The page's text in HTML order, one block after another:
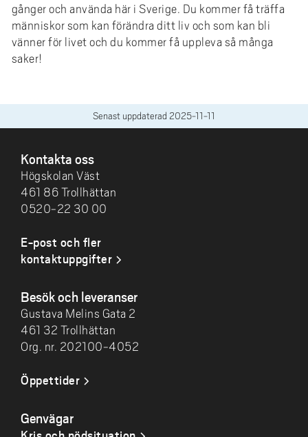
gånger och använda här i Sverige. Du kommer få träffa
människor som kan förändra ditt liv och som kan bli
vänner för livet och du kommer få uppleva så många
saker!
Senast uppdaterad 2025-11-11
Kontakta oss
Högskolan Väst
461 86 Trollhättan
0520-22 30 00
E-post och fler
kontaktuppgifter
Besök och leveranser
Gustava Melins Gata 2
461 32 Trollhättan
Org. nr. 202100-4052
Öppettider
Genvägar